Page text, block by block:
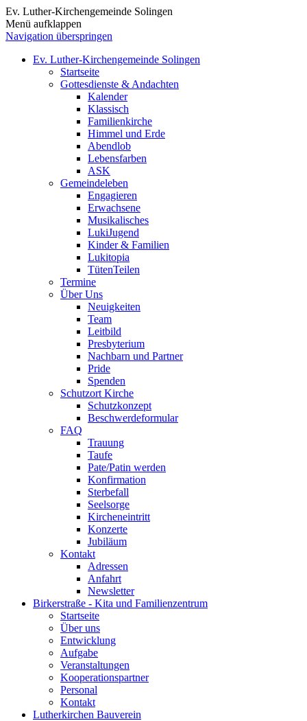
Ev. Luther-Kirchengemeinde Solingen
Menü aufklappen
Navigation überspringen
Ev. Luther-Kirchengemeinde Solingen
Startseite
Gottesdienste & Andachten
Kalender
Klassisch
Familienkirche
Himmel und Erde
Abendlob
Lebensfarben
ASK
Gemeindeleben
Engagieren
Erwachsene
Musikalisches
LukiJugend
Kinder & Familien
Lukitopia
TütenTeilen
Termine
Über Uns
Neuigkeiten
Team
Leitbild
Presbyterium
Nachbarn und Partner
Pride
Spenden
Schutzort Kirche
Schutzkonzept
Beschwerdeformular
FAQ
Trauung
Taufe
Pate/Patin werden
Konfirmation
Sterbefall
Seelsorge
Kircheneintritt
Konzerte
Jubiläum
Kontakt
Adressen
Anfahrt
Newsletter
Birkerstraße - Kita und Familienzentrum
Startseite
Über uns
Entwicklung
Aufgabe
Veranstaltungen
Kooperationspartner
Personal
Kontakt
Lutherkirchen Bauverein